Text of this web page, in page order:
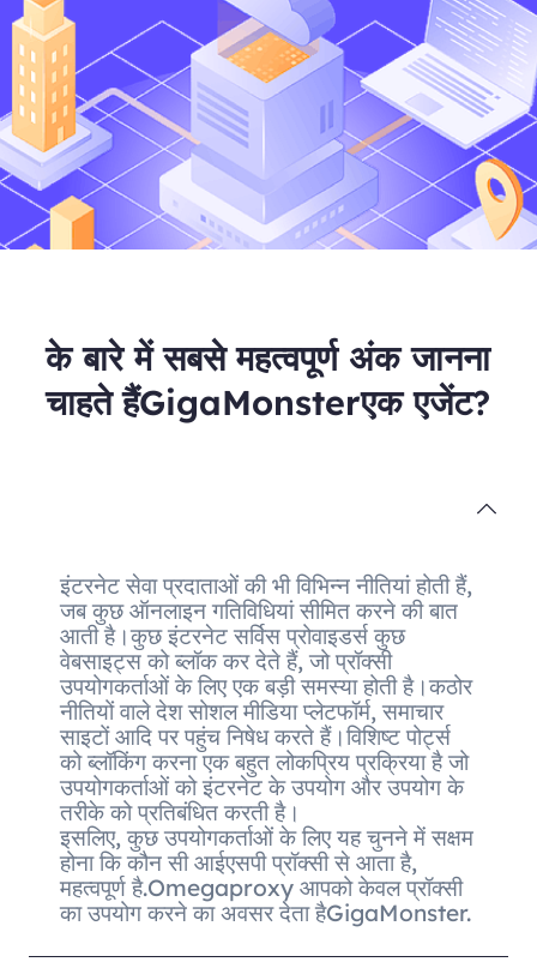
के बारे में सबसे महत्वपूर्ण अंक जानना
चाहते हैंGigaMonsterएक एजेंट?
इंटरनेट सेवा प्रदाताओं की भी विभिन्न नीतियां होती हैं,
जब कुछ ऑनलाइन गतिविधियां सीमित करने की बात
आती है।कुछ इंटरनेट सर्विस प्रोवाइडर्स कुछ
वेबसाइट्स को ब्लॉक कर देते हैं, जो प्रॉक्सी
उपयोगकर्ताओं के लिए एक बड़ी समस्या होती है।कठोर
नीतियों वाले देश सोशल मीडिया प्लेटफॉर्म, समाचार
साइटों आदि पर पहुंच निषेध करते हैं।विशिष्ट पोर्ट्स
को ब्लॉकिंग करना एक बहुत लोकप्रिय प्रक्रिया है जो
उपयोगकर्ताओं को इंटरनेट के उपयोग और उपयोग के
तरीके को प्रतिबंधित करती है।
इसलिए, कुछ उपयोगकर्ताओं के लिए यह चुनने में सक्षम
होना कि कौन सी आईएसपी प्रॉक्सी से आता है,
महत्वपूर्ण है.Omegaproxy आपको केवल प्रॉक्सी
का उपयोग करने का अवसर देता हैGigaMonster.